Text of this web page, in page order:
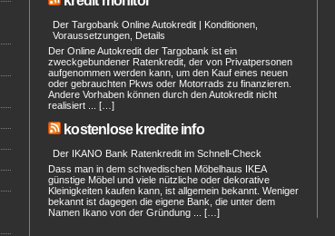
Der Targobank Online Autokredit | Konditionen,
Voraussetzungen, Details
Der Online Autokredit der Targobank ist ein
zweckgebundener Ratenkredit, der von Privatpersonen
aufgenommen werden kann, um den Kauf eines neuen
oder gebrauchten Pkws oder Motorrads zu finanzieren.
Andere Vorhaben können durch den Autokredit nicht
realisiert ... […]
kostenlose kredite info
Der IKANO Bank Ratenkredit im Schnell-Check
Dass man in dem schwedischen Möbelhaus IKEA
günstige Möbel und viele nützliche oder dekorative
Kleinigkeiten kaufen kann, ist allgemein bekannt. Weniger
bekannt ist dagegen die eigene Bank, die unter dem
Namen Ikano von der Gründung ... […]